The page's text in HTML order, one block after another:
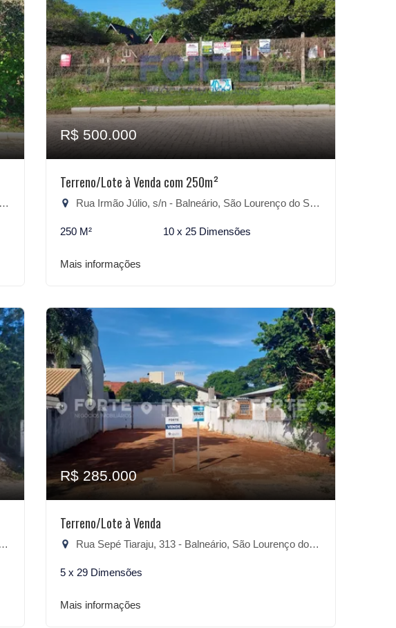
R$ 500.000
Terreno/Lote à Venda com 250m²
Rua Irmão Júlio, s/n - Balneário, São Lourenço do Sul-RS
250 M² 10 x 25 Dimensões
Mais informações
R$ 285.000
Terreno/Lote à Venda
Rua Sepé Tiaraju, 313 - Balneário, São Lourenço do Sul-RS
5 x 29 Dimensões
Mais informações